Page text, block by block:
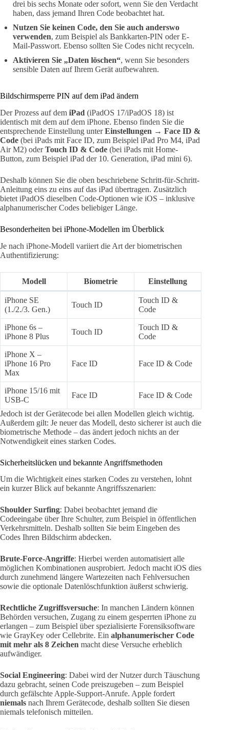
drei bis sechs Monate oder sofort, wenn Sie den Verdacht
haben, dass jemand Ihren Code beobachtet hat.
Nutzen Sie keinen Code, den Sie auch anderswo
verwenden, zum Beispiel als Bankkarten-PIN oder E-
Mail-Passwort. Ebenso sollten Sie Codes nicht recyceln.
Aktivieren Sie „Daten löschen“, wenn Sie besonders
sensible Daten auf Ihrem Gerät aufbewahren.
Bildschirmsperre PIN auf dem iPad ändern
Der Prozess auf dem iPad (iPadOS 17/iPadOS 18) ist
identisch mit dem auf dem iPhone. Ebenso finden Sie die
entsprechende Einstellung unterEinstellungen → Face ID &
Code (bei iPads mit Face ID, zum Beispiel iPad Pro M4, iPad
Air M2) oderTouch ID & Code (bei iPads mit Home-
Button, zum Beispiel iPad der 10. Generation, iPad mini 6).
Deshalb können Sie die oben beschriebene Schritt-für-Schritt-
Anleitung eins zu eins auf das iPad übertragen. Zusätzlich
bietet iPadOS dieselben Code-Optionen wie iOS – inklusive
alphanumerischer Codes beliebiger Länge.
Besonderheiten bei iPhone-Modellen im Überblick
Je nach iPhone-Modell variiert die Art der biometrischen
Authentifizierung:
Modell Biometrie Einstellung
iPhone SE
(1./2./3. Gen.)
Touch ID
Touch ID &
Code
iPhone 6s –
iPhone 8 Plus
Touch ID
Touch ID &
Code
iPhone X –
iPhone 16 Pro
Max
Face ID Face ID & Code
iPhone 15/16 mit
USB-C
Face ID Face ID & Code
Jedoch ist der Gerätecode bei allen Modellen gleich wichtig.
Außerdem gilt: Je neuer das Modell, desto sicherer ist auch die
biometrische Methode – das ändert jedoch nichts an der
Notwendigkeit eines starken Codes.
Sicherheitslücken und bekannte Angriffsmethoden
Um die Wichtigkeit eines starken Codes zu verstehen, lohnt
ein kurzer Blick auf bekannte Angriffsszenarien:
Shoulder Surfing: Dabei beobachtet jemand die
Codeeingabe über Ihre Schulter, zum Beispiel in öffentlichen
Verkehrsmitteln. Deshalb sollten Sie beim Eingeben des
Codes Ihren Bildschirm abdecken.
Brute-Force-Angriffe: Hierbei werden automatisiert alle
möglichen Kombinationen ausprobiert. Jedoch macht iOS dies
durch zunehmend längere Wartezeiten nach Fehlversuchen
sowie die optionale Datenlöschfunktion äußerst schwierig.
Rechtliche Zugriffsversuche: In manchen Ländern können
Behörden versuchen, Zugang zu einem gesperrten iPhone zu
erlangen – zum Beispiel über spezialisierte Forensiksoftware
wie GrayKey oder Cellebrite. Ein alphanumerischer Code
mit mehr als 8 Zeichen macht diese Versuche erheblich
aufwändiger.
Social Engineering: Dabei wird der Nutzer durch Täuschung
dazu gebracht, seinen Code preiszugeben – zum Beispiel
durch gefälschte Apple-Support-Anrufe. Apple fordert
niemals nach Ihrem Gerätecode, deshalb sollten Sie diesen
niemals telefonisch mitteilen.